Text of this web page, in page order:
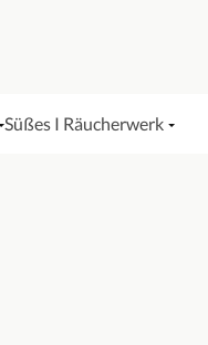
Süßes I Räucherwerk